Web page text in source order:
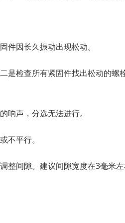
件因长久振动出现松动。
是检查所有紧固件找出松动的螺
声，分选无法进行。
不平行。
整间隙。建议间隙宽度在3毫米